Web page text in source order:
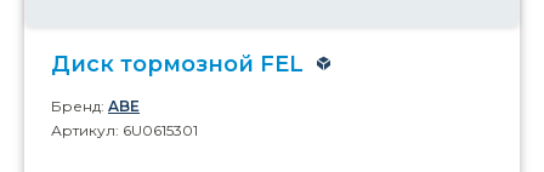
Диск тормозной FEL
Бренд: ABE
Артикул: 6U0615301